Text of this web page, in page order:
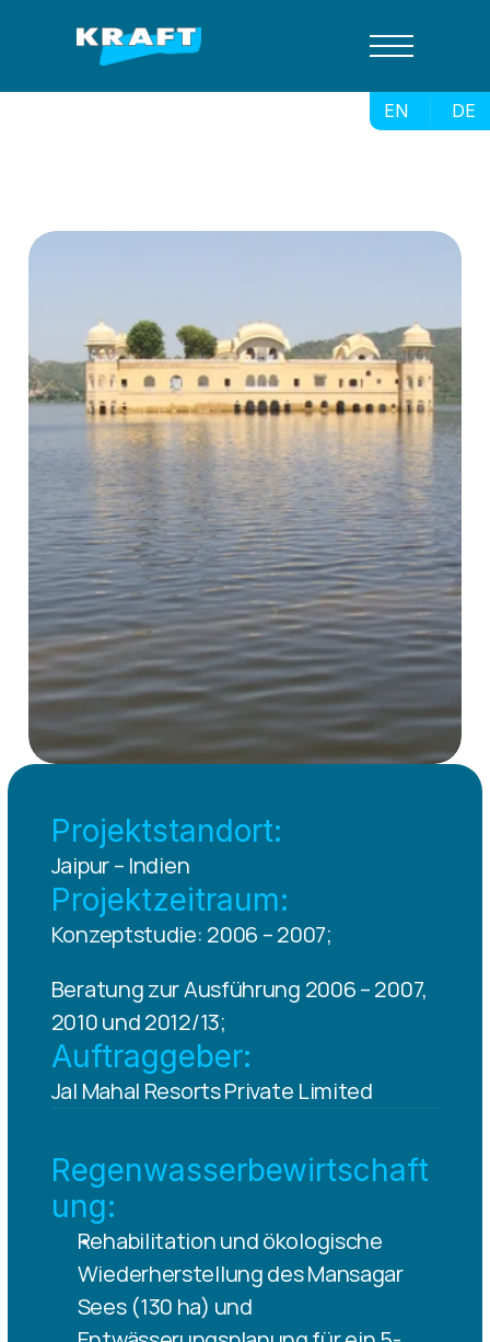
Projektstandort:
Jaipur – Indien
Projektzeitraum:
Konzeptstudie: 2006 – 2007;
Beratung zur Ausführung 2006 – 2007,
2010 und 2012/13;
Auftraggeber:
Jal Mahal Resorts Private Limited
Regenwasserbewirtschaft
ung:
Rehabilitation und ökologische
Wiederherstellung des Mansagar
Sees (130 ha) und
EN DE